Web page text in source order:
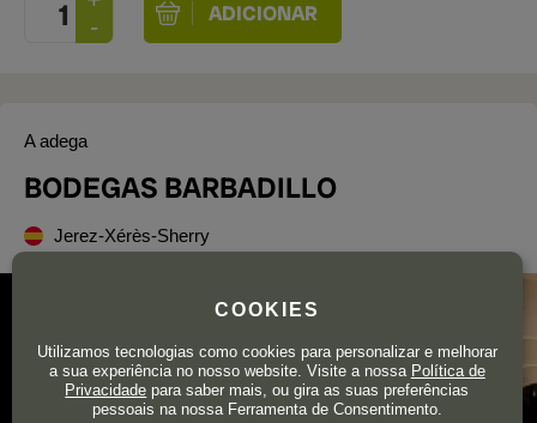
A adega
BODEGAS BARBADILLO
Jerez-Xérès-Sherry
COOKIES
Utilizamos tecnologias como cookies para personalizar e melhorar
a sua experiência no nosso website. Visite a nossa Política de
Privacidade para saber mais, ou gira as suas preferências
pessoais na nossa Ferramenta de Consentimento.